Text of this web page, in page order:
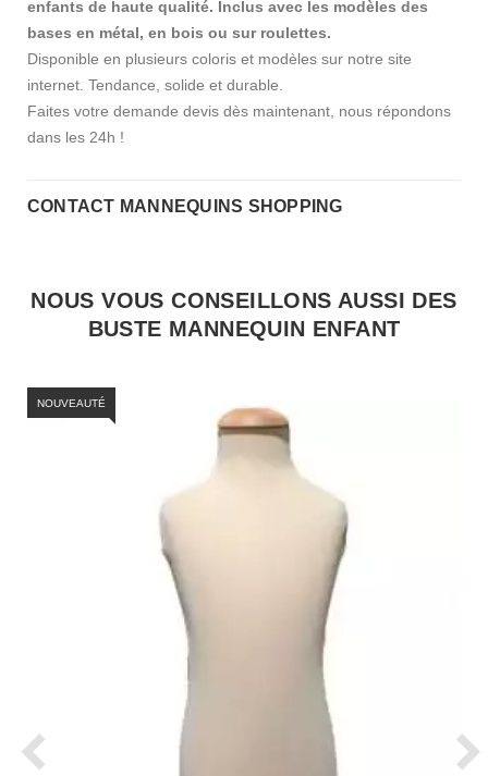
enfants de haute qualité. Inclus avec les modèles des
bases en métal, en bois ou sur roulettes.
Disponible en plusieurs coloris et modèles sur notre site
internet. Tendance, solide et durable.
Faites votre demande devis dès maintenant, nous répondons
dans les 24h !
CONTACT MANNEQUINS SHOPPING
NOUS VOUS CONSEILLONS AUSSI DES
BUSTE MANNEQUIN ENFANT
NOUVEAUTÉ